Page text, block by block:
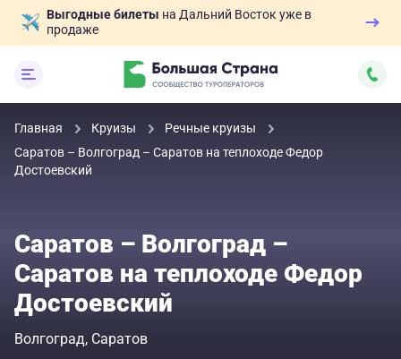
Выгодные билеты на Дальний Восток уже в
продаже
Главная Круизы
Речные круизы
Саратов – Волгоград – Саратов на теплоходе Федор
Достоевский
Саратов – Волгоград –
Саратов на теплоходе Федор
Достоевский
Волгоград Саратов